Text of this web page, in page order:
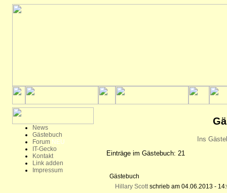
News
Gästebuch
Forum NEU
IT-Gecko
Kontakt
Link adden
Impressum
Ins
Einträge im Gästebuch: 21
Gästebuch
Hillary Scottschrieb am 04.06.2013 -